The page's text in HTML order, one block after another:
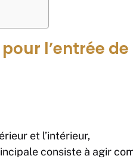
l’entrée de
et l’intérieur,
consiste à agir